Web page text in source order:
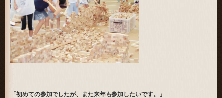
「初めての参加でしたが、また来年も参加したいです。」